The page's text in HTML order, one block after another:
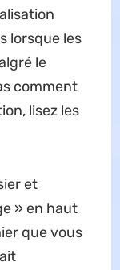
lorsque les
le
comment
lisez les
et
» en haut
que vous